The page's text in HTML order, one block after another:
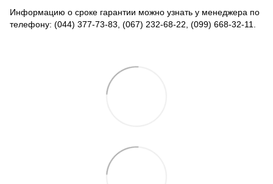
Информацию о сроке гарантии можно узнать у менеджера по
телефону: (044) 377-73-83, (067) 232-68-22, (099) 668-32-11.